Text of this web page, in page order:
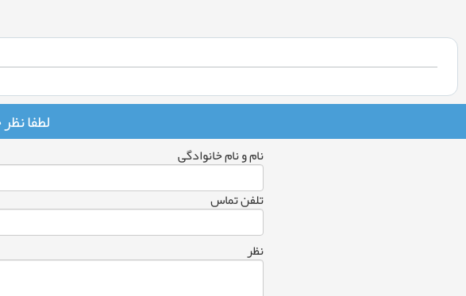
لطفا
نام و نام خانوادگی
تلفن تماس
نظر